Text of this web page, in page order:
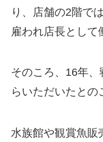
り、店舗の2階で
雇われ店長として
そのころ、16年
らいただいたとの
水族館や観賞魚販